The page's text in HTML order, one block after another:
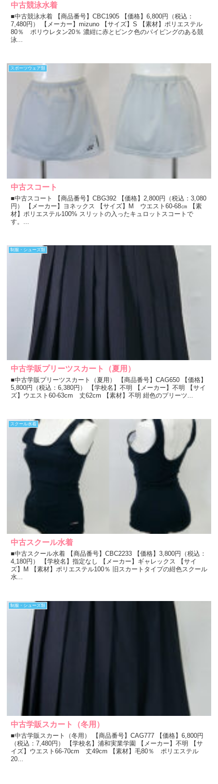
中古競泳水着
■中古競泳水着 【商品番号】CBC1905 【価格】6,800円（税込：
7,480円） 【メーカー】mizuno 【サイズ】S 【素材】ポリエステル
80％ ポリウレタン20％ 濃紺に赤とピンク色のパイピングのある競
泳...
スポーツウェア類
中古スコート
■中古スコート 【商品番号】CBG392 【価格】2,800円（税込：3,080
円） 【メーカー】ヨネックス 【サイズ】M ウエスト60-68㎝ 【素
材】ポリエステル100% スリットの入ったキュロットスコートで
す。...
制服・シューズ類
中古学販プリーツスカート（夏用）
■中古学販プリーツスカート（夏用） 【商品番号】CAG650 【価格】
5,800円（税込：6,380円） 【学校名】不明 【メーカー】不明 【サイ
ズ】ウエスト60-63cm 丈62cm 【素材】不明 紺色のプリーツ...
スクール水着
中古スクール水着
■中古スクール水着 【商品番号】CBC2233 【価格】3,800円（税込：
4,180円） 【学校名】指定なし 【メーカー】ギャレックス 【サイ
ズ】M 【素材】ポリエステル100％ 旧スカートタイプの紺色スクール
水...
制服・シューズ類
中古学販スカート（冬用）
■中古学販スカート（冬用） 【商品番号】CAG777 【価格】6,800円
（税込：7,480円） 【学校名】浦和実業学園 【メーカー】不明 【サ
イズ】ウエスト66-70cm 丈49cm 【素材】毛80％ ポリエステル
20...